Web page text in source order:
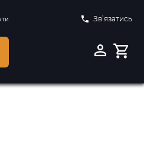
Зв’язатись